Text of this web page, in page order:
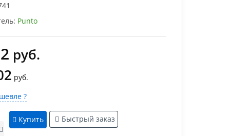
Punto
руб.
руб.
?
Купить Быстрый заказ